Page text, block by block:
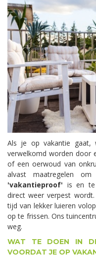
Als je op vakantie gaat,
verwelkomd worden door
of een oerwoud van
alvast maatregelen
'vakantieproof' is en te
direct weer verpest
tijd van lekker luieren
op te frissen. Ons
weg.
WAT TE DOEN IN
VOORDAT JE OP